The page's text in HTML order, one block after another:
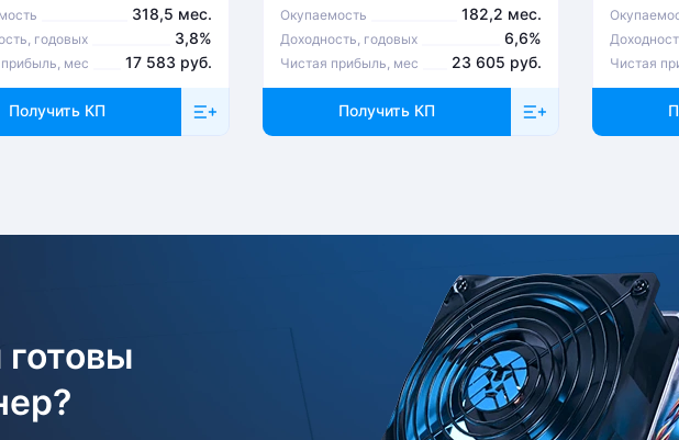
318,5 мес.
годовых 3,8%
мес 17 583 руб.
Получить КП
Окупаемость 182,2 мес.
Доходность, годовых 6,6%
Чистая прибыль, мес 23 605 руб.
Получить КП
Чистая